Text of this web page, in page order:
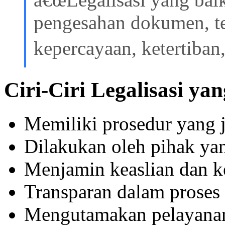
pengesahan dokumen,
kepercayaan,
Ciri-Ciri Legalisasi
Memiliki prosedur yang
Dilakukan oleh pihak
Menjamin keaslian dan
Transparan dalam
Mengutamakan